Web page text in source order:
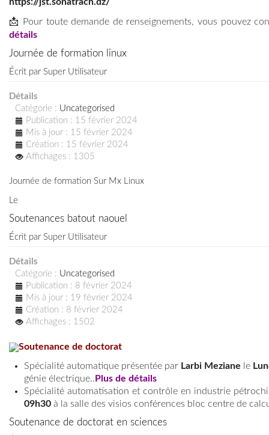
📩 Pour toute demande de renseignements, vous pouvez
détails
Journée de formation linux
Écrit par Super Utilisateur
Détails
Catégorie : Uncategorised
Publication : 15 février 2024
Mis à jour : 15 février 2024
Création : 15 février 2024
Affichages : 1305
Journée de formation Sur Mx Linux
Le
Soutenances batout naouel
Écrit par Super Utilisateur
Détails
Catégorie : Uncategorised
Publication : 8 février 2024
Mis à jour : 19 février 2024
Création : 8 février 2024
Affichages : 1502
Soutenance de doctorat
Spécialité automatique présentée par Larbi Meziane le
génie électrique..Plus de détails
Spécialité automatisation et contrôle en industrie
09h30 à la salle des visios conférences bloc centre de
Soutenance de doctorat en sciences